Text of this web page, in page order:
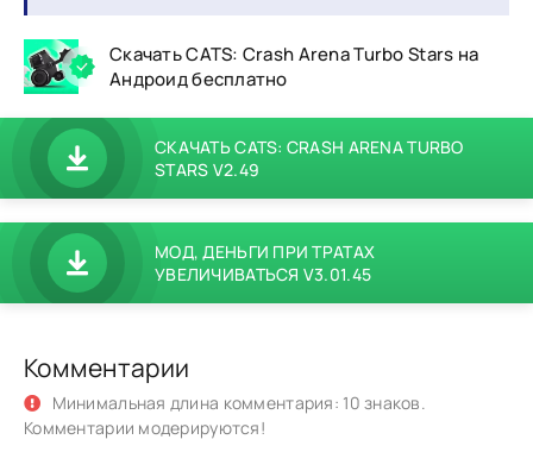
Скачать CATS: Crash Arena Turbo Stars на
Андроид бесплатно
СКАЧАТЬ CATS: CRASH ARENA TURBO
STARS V2.49
МОД, ДЕНЬГИ ПРИ ТРАТАХ
УВЕЛИЧИВАТЬСЯ V3.01.45
Комментарии
Минимальная длина комментария: 10 знаков.
Комментарии модерируются!